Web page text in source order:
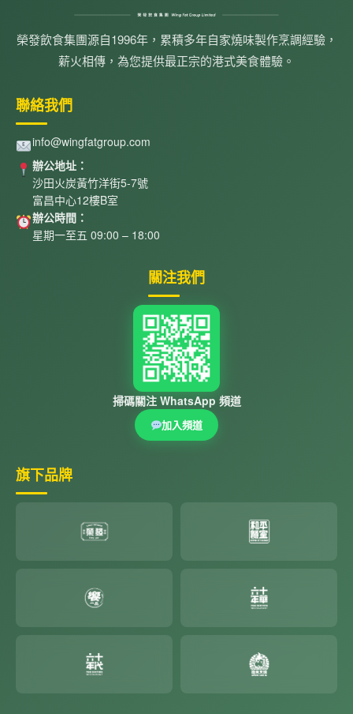
榮發飲食集團源自1996年，累積多年自家燒味製作烹調經驗，
薪火相傳，為您提供最正宗的港式美食體驗。
聯絡我們
info@wingfatgroup.com
辦公地址：
沙田火炭黃竹洋街5-7號
富昌中心12樓B室
辦公時間：
星期一至五 09:00 – 18:00
關注我們
掃碼關注 WhatsApp 頻道
加入頻道
旗下品牌